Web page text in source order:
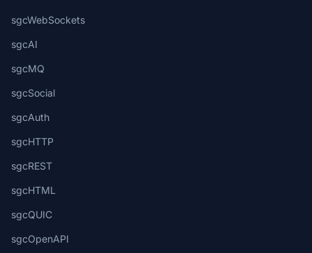
sgcWebSockets
sgcAI
sgcMQ
sgcSocial
sgcAuth
sgcHTTP
sgcREST
sgcHTML
sgcQUIC
sgcOpenAPI